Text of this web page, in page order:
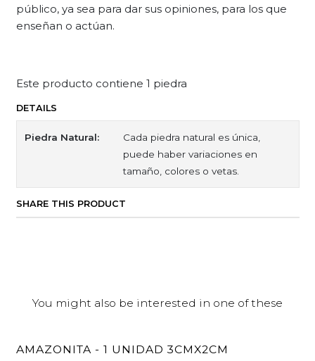
público, ya sea para dar sus opiniones, para los que
enseñan o actúan.
Este producto contiene 1 piedra
DETAILS
Piedra Natural:
Cada piedra natural es única,
puede haber variaciones en
tamaño, colores o vetas.
SHARE THIS PRODUCT
You might also be interested in one of these
AMAZONITA - 1 UNIDAD 3CMX2CM